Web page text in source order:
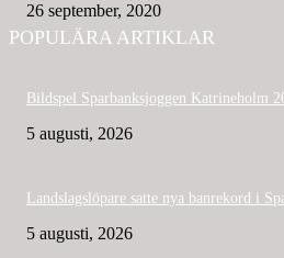
26 september, 2020
POPULÄRA ARTIKLAR
Bildspel Sparbanksjoggen Katrineholm
5 augusti, 2026
Landslagslöpare satte nya banrekord i
5 augusti, 2026